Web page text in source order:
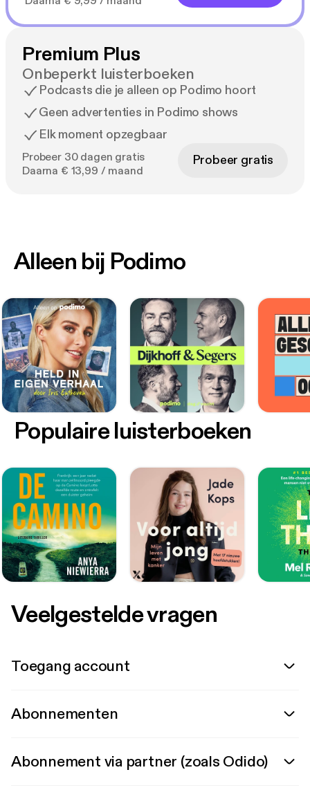
Premium Plus
Onbeperkt luisterboeken
Podcasts die je alleen op Podimo hoort
Geen advertenties in Podimo shows
Elk moment opzegbaar
Probeer 30 dagen gratis
Daarna € 13,99 / maand
Probeer gratis
Alleen bij Podimo
Populaire luisterboeken
Veelgestelde vragen
Toegang account
Abonnementen
Abonnement via partner (zoals Odido)